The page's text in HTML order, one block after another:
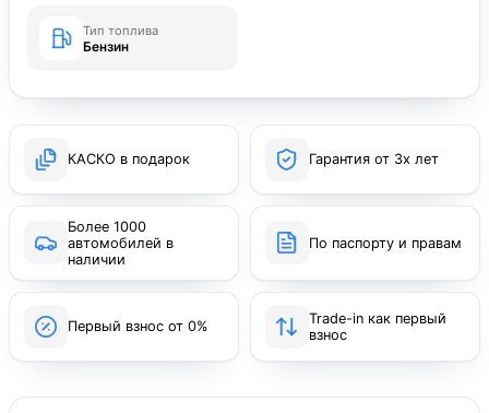
Тип топлива
Бензин
КАСКО в подарок Гарантия от 3х лет
Более 1000
автомобилей в
наличии
По паспорту и правам
Первый взнос от 0%
Trade-in как первый
взнос